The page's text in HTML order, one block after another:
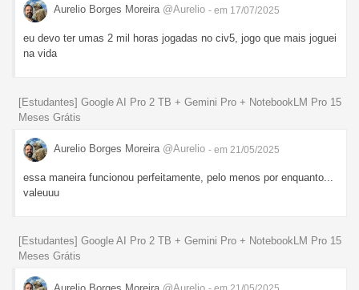
Aurelio Borges Moreira @Aurelio - em 17/07/2025
eu devo ter umas 2 mil horas jogadas no civ5, jogo que mais joguei
na vida
[Estudantes] Google AI Pro 2 TB + Gemini Pro + NotebookLM Pro 15
Meses Grátis
Aurelio Borges Moreira @Aurelio - em 21/05/2025
essa maneira funcionou perfeitamente, pelo menos por enquanto...
valeuuu
[Estudantes] Google AI Pro 2 TB + Gemini Pro + NotebookLM Pro 15
Meses Grátis